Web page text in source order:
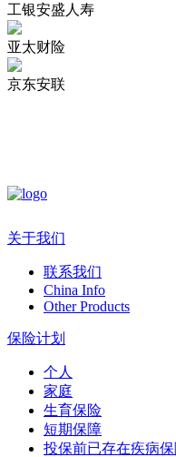
工银安盛人寿
亚太财险
京东安联
关于我们
联系我们
China Info
Other Products
保险计划
个人
家庭
生育保险
短期保障
投保前已存在疾病